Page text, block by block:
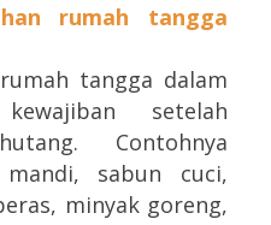
rumah tangga
tangga dalam
setelah
Contohnya
sabun cuci,
minyak goreng,